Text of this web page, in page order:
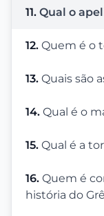
11. Qual o
12. Quem é o
13. Quais são
14. Qual é o
15. Qual é a
16. Quem é
história do